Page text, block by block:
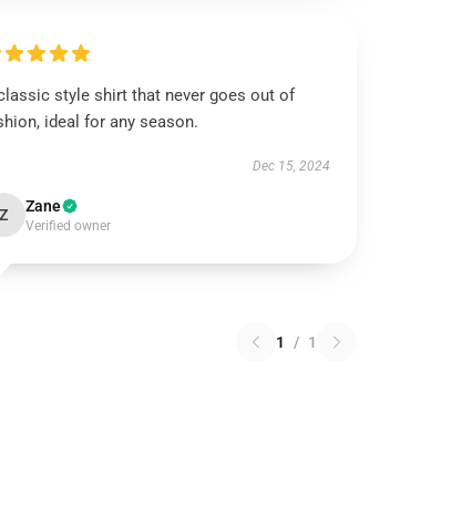
style shirt that never goes out of
ideal for any season.
Dec 15, 2024
Z Zane
Verified owner
1 / 1